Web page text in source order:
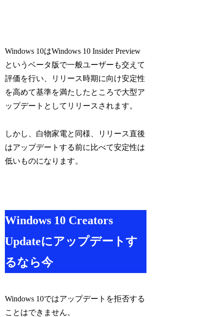
Windows 10はWindows 10 Insider Preview
というベータ版で一般ユーザーも交えて
評価を行い、リリース時期に向け安定性
を高めて基準を満たしたところで大型ア
ップデートとしてリリースされます。
しかし、白物家電と同様、リリース直後
はアップデートする前に比べて安定性は
低いものになります。
Windows 10 Creators
Updateにアップデートす
るなら今
Windows 10ではアップデートを拒否する
ことはできません。